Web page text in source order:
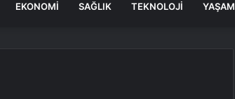
EKONOMI SAĞLIK TEKNOLOJI YAŞAM